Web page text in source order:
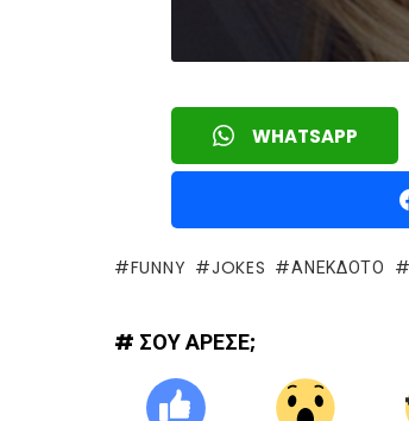
WHATSAPP
FUNNY JOKES ΑΝΕΚΔΟΤΟ
# ΣΟΥ ΑΡΕΣΕ;